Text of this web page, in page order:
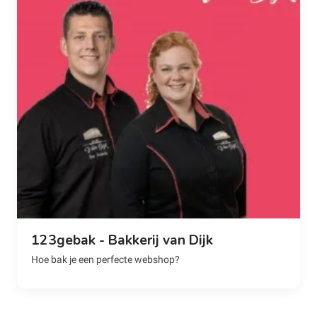
123gebak - Bakkerij van Dijk
Hoe bak je een perfecte webshop?